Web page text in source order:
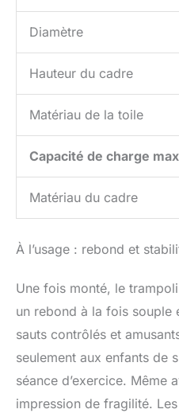
Diamètre
Hauteur du cadre
Matériau de la toile
Capacité de charge
Matériau du cadre
À l’usage : rebond et
Une fois monté, le
un rebond à la fois souple
sauts contrôlés et
seulement aux enfants de
séance d’exercice. Même
impression de fragilité.